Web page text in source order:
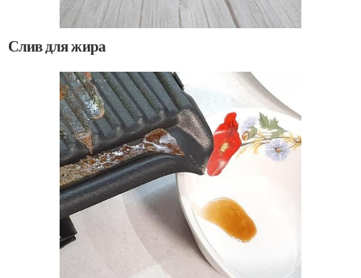
Слив для жира